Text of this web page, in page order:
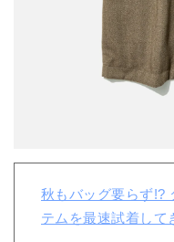
秋もバッグ要らず!?
テムを最速試着して